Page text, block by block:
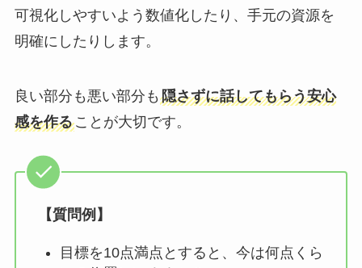
可視化しやすいよう数値化したり、手元の資源を
明確にしたりします。
良い部分も悪い部分も 隠さずに話してもらう安心
感を作ることが大切です。
【質問例】
目標を10点満点とすると、今は何点くら